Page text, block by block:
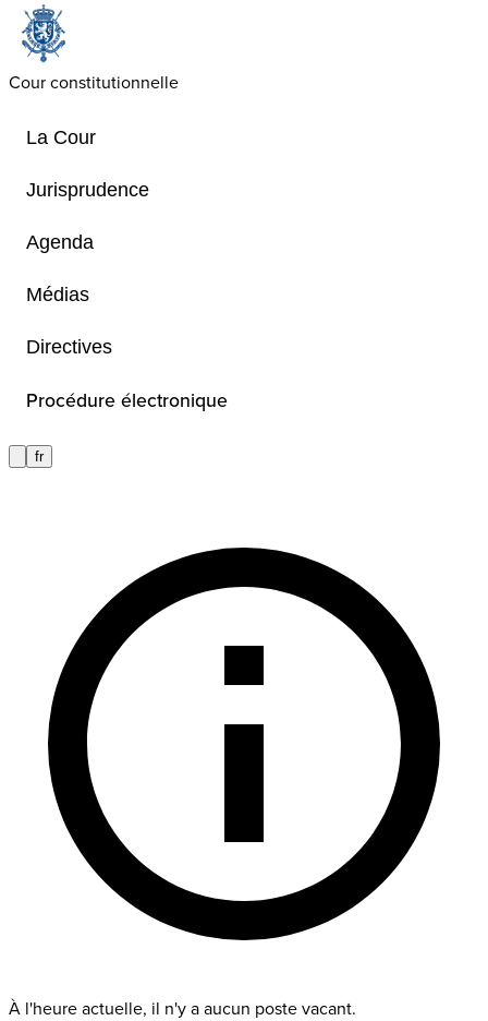
Cour constitutionnelle
La Cour
Jurisprudence
Agenda
Médias
Directives
Procédure électronique
fr
À l'heure actuelle, il n'y a aucun poste vacant.